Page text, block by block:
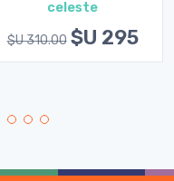
celeste
$U 310.00 $U 295